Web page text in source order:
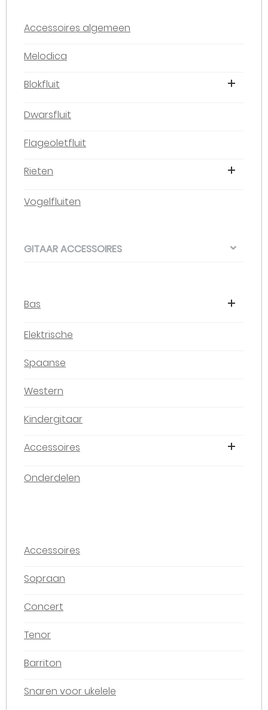
Accessoires algemeen
Melodica
Blokfluit
Dwarsfluit
Flageoletfluit
Rieten
Vogelfluiten
GITAAR ACCESSOIRES
Bas
Elektrische
Spaanse
Western
Kindergitaar
Accessoires
Onderdelen
Accessoires
Sopraan
Concert
Tenor
Barriton
Snaren voor ukelele